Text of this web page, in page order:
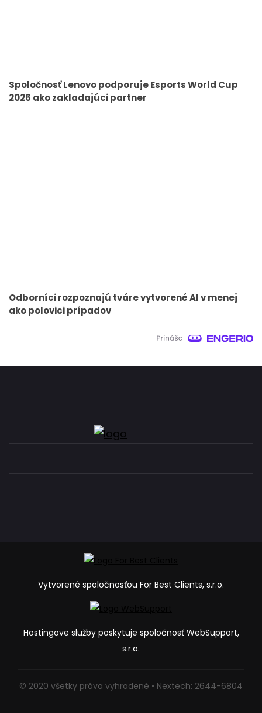
Spoločnosť Lenovo podporuje Esports World Cup
2026 ako zakladajúci partner
Odborníci rozpoznajú tváre vytvorené AI v menej
ako polovici prípadov
Vytvorené spoločnosťou For Best Clients, s.r.o.
Hostingove služby poskytuje spoločnosť WebSupport,
s.r.o.
© 2020 všetky práva vyhradené • Nextech: 2644-6804